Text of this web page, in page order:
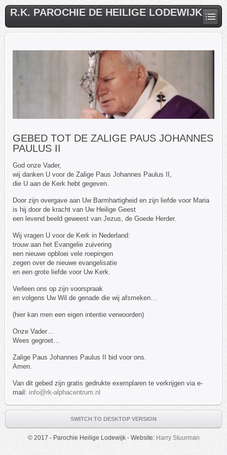
R.K. PAROCHIE DE HEILIGE LODEWIJK
GEBED TOT DE ZALIGE PAUS JOHANNES
PAULUS II
God onze Vader,
wij danken U voor de Zalige Paus Johannes Paulus II,
die U aan de Kerk hebt gegeven.
Door zijn overgave aan Uw Barmhartigheid en zijn liefde voor Maria
is hij door de kracht van Uw Heilige Geest
een levend beeld geweest van Jezus, de Goede Herder.
Wij vragen U voor de Kerk in Nederland:
trouw aan het Evangelie zuivering
een nieuwe opbloei vele roepingen
zegen over de nieuwe evangelisatie
en een grote liefde voor Uw Kerk.
Verleen ons op zijn voorspraak
en volgens Uw Wil de genade die wij afsmeken…
(hier kan men een eigen intentie verwoorden)
Onze Vader…
Wees gegroet…
Zalige Paus Johannes Paulus II bid voor ons.
Amen.
Van dit gebed zijn gratis gedrukte exemplaren te verkrijgen via e-
mail: info@rk-alphacentrum.nl
SWITCH TO DESKTOP VERSION
© 2017 - Parochie Heilige Lodewijk - Website: Harry Stuurman